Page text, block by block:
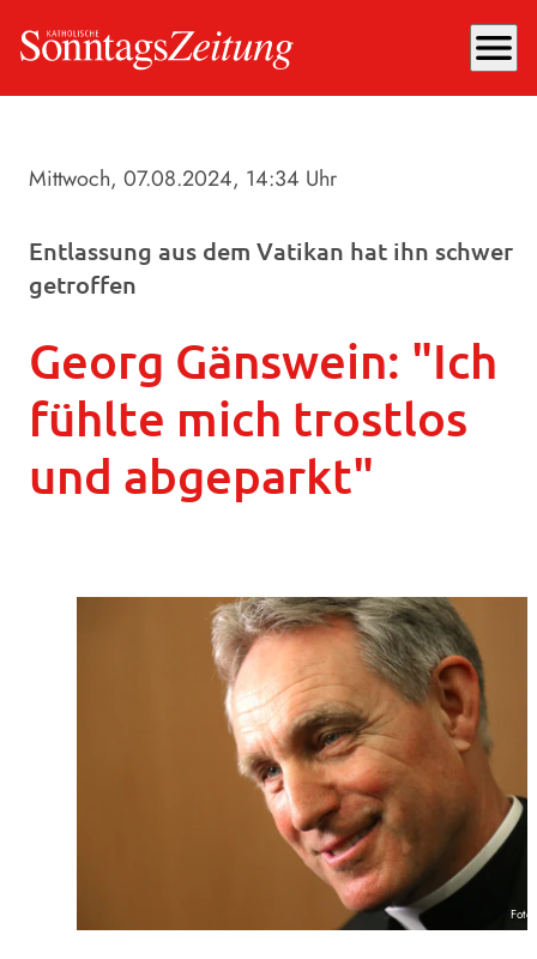
menu
Mittwoch, 07.08.2024, 14:34 Uhr
Entlassung aus dem Vatikan hat ihn schwer
getroffen
Georg Gänswein: "Ich
fühlte mich trostlos
und abgeparkt"